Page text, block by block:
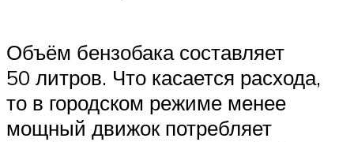
Объём бензобака составляет
50 литров. Что касается расхода,
то в городском режиме менее
мощный движок потребляет